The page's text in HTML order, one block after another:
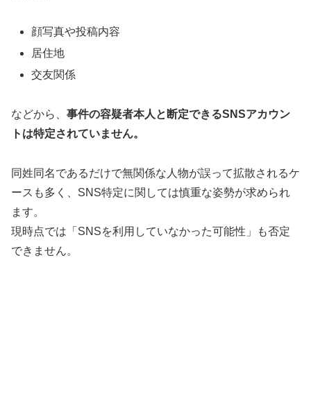
顔写真や投稿内容
居住地
交友関係
などから、 事件の容疑者本人と断定できるSNSアカウン
トは特定されていません。
同姓同名であるだけで無関係な人物が誤って拡散されるケ
ースも多く、SNS特定に関しては慎重な姿勢が求められ
ます。
現時点では「SNSを利用していなかった可能性」も否定
できません。